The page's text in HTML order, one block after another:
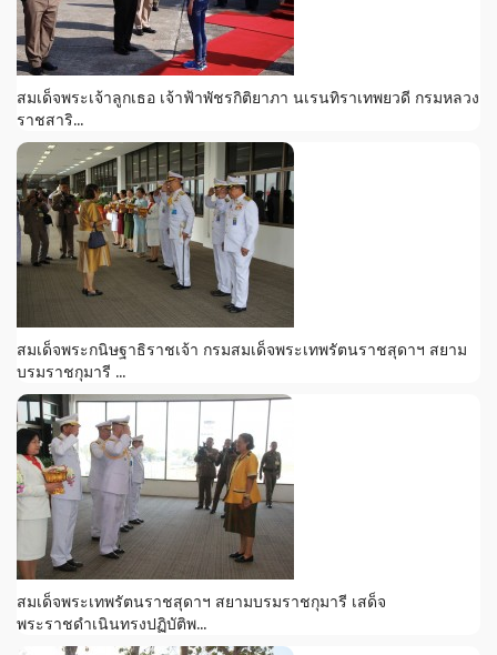
สมเด็จพระเจ้าลูกเธอ เจ้าฟ้าพัชรกิติยาภา นเรนทิราเทพยวดี กรมหลวง
ราชสาริ...
สมเด็จพระกนิษฐาธิราชเจ้า กรมสมเด็จพระเทพรัตนราชสุดาฯ สยาม
บรมราชกุมารี ...
สมเด็จพระเทพรัตนราชสุดาฯ สยามบรมราชกุมารี เสด็จ
พระราชดำเนินทรงปฏิบัติพ...